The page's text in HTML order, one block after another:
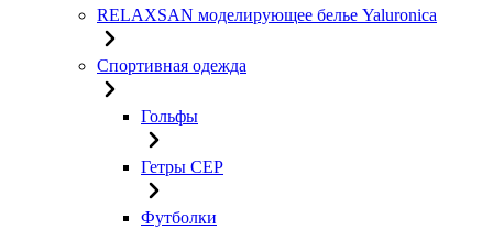
RELAXSAN моделирующее белье Yaluroniсa
Спортивная одежда
Гольфы
Гетры CEP
Футболки